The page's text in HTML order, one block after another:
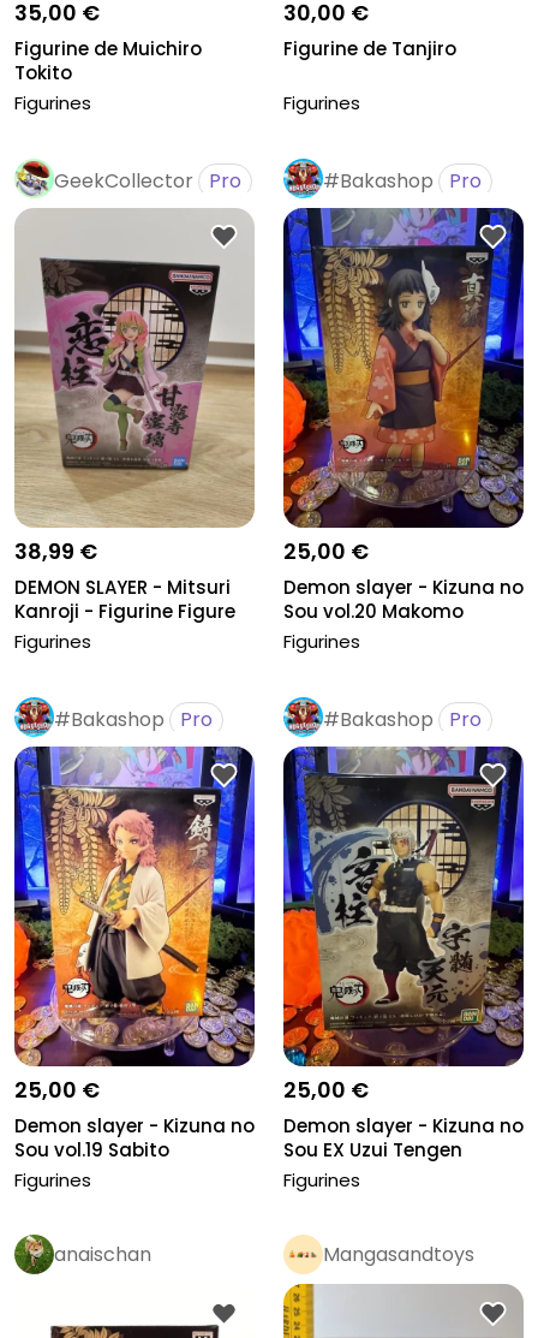
35,00 €
Figurine de Muichiro
Tokito
Figurines
30,00 €
Figurine de Tanjiro
Figurines
GeekCollector Pro
38,99 €
DEMON SLAYER - Mitsuri
Kanroji - Figurine Figure
E...
Figurines
#Bakashop Pro
25,00 €
Demon slayer - Kizuna no
Sou vol.20 Makomo
Figurines
#Bakashop Pro
25,00 €
Demon slayer - Kizuna no
Sou vol.19 Sabito
Figurines
#Bakashop Pro
25,00 €
Demon slayer - Kizuna no
Sou EX Uzui Tengen
Figurines
anaischan
Mangasandtoys
Pro